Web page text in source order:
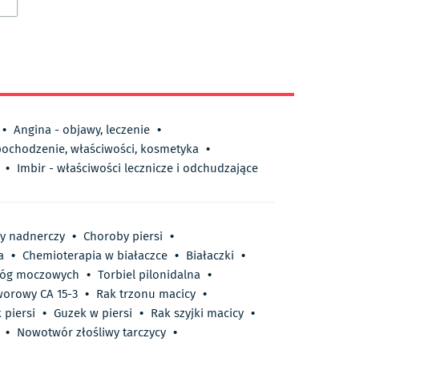
• Angina - objawy, leczenie •
właściwości, kosmetyka •
• Imbir - właściwości lecznicze i odchudzające
nadnerczy • Choroby piersi •
• Chemioterapia w białaczce • Białaczki •
moczowych • Torbiel pilonidalna •
CA 15-3 • Rak trzonu macicy •
piersi • Guzek w piersi • Rak szyjki macicy •
• Nowotwór złośliwy tarczycy •